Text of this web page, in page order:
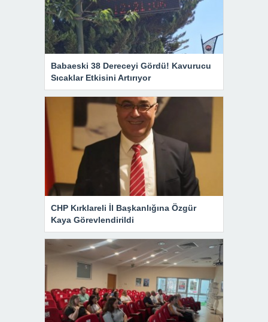
Babaeski 38 Dereceyi Gördü! Kavurucu
Sıcaklar Etkisini Artırıyor
CHP Kırklareli İl Başkanlığına Özgür
Kaya Görevlendirildi